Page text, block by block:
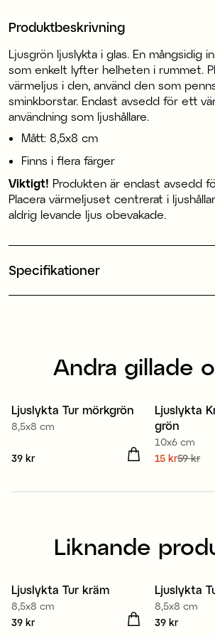
Produktbeskrivning
Ljusgrön ljuslykta i glas. En mångsidig
som enkelt lyfter helheten i rummet.
värmeljus i den, använd den som
sminkborstar. Endast avsedd för ett
användning som ljushållare.
Mått: 8,5x8 cm
Finns i flera färger
Viktigt! Produkten är endast avsedd
Placera värmeljuset centrerat i
aldrig levande ljus obevakade.
Specifikationer
Andra gillade
Ljuslykta Tur mörkgrön
8,5x8 cm
Pris:
39 kr
Sale
Ljuslykta
grön
10x6 cm
Nuvarande
15 kr59 kr
Liknande
Ljuslykta Tur kräm
8,5x8 cm
Pris:
39 kr
Ljuslykta
8,5x8 cm
Pris:
39 kr